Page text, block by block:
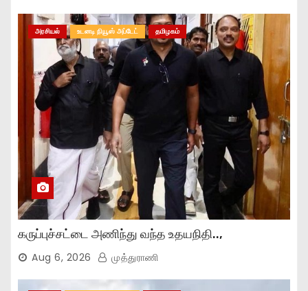
அரசியல் உடனடி நியூஸ் அப்டேட் தமிழகம்
கருப்புச்சட்டை அணிந்து வந்த உதயநிதி..,
Aug 6, 2026 முத்துராணி